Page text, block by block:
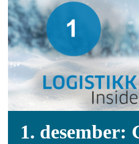
1. desember: